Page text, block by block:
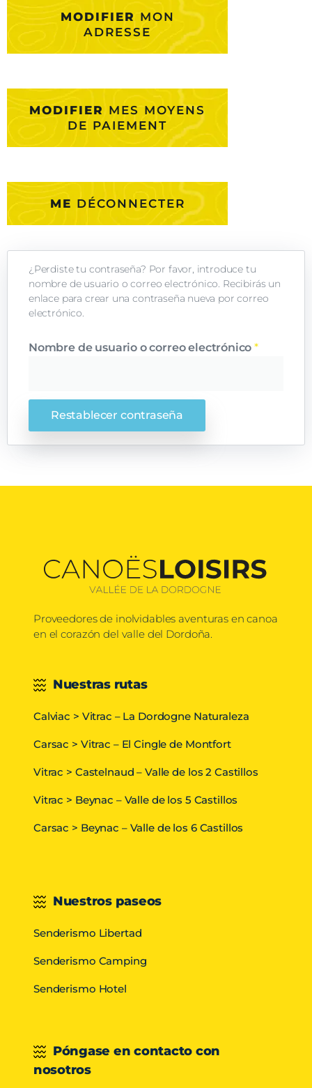
MODIFIER MON
ADRESSE
MODIFIER MES MOYENS
DE PAIEMENT
ME DÉCONNECTER
¿Perdiste tu contraseña? Por favor, introduce tu
nombre de usuario o correo electrónico. Recibirás un
enlace para crear una contraseña nueva por correo
electrónico.
Nombre de usuario o correo electrónico*
Restablecer contraseña
Proveedores de inolvidables aventuras en canoa
en el corazón del valle del Dordoña.
Nuestras rutas
Calviac > Vitrac – La Dordogne Naturaleza
Carsac > Vitrac – El Cingle de Montfort
Vitrac > Castelnaud – Valle de los 2 Castillos
Vitrac > Beynac – Valle de los 5 Castillos
Carsac > Beynac – Valle de los 6 Castillos
Nuestros paseos
Senderismo Libertad
Senderismo Camping
Senderismo Hotel
Póngase en contacto con
nosotros